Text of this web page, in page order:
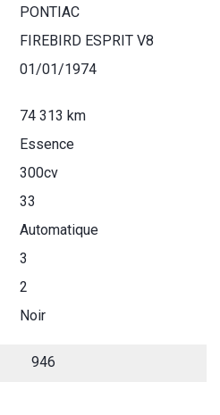
PONTIAC
FIREBIRD ESPRIT V8
01/01/1974
74 313 km
Essence
300cv
33
Automatique
3
2
Noir
946